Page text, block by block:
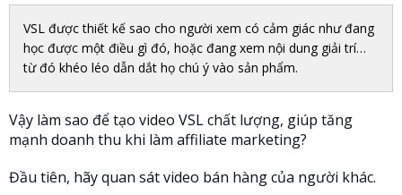
VSL được thiết kế sao cho người xem có cảm giác như đang
học được một điều gì đó, hoặc đang xem nội dung giải trí…
từ đó khéo léo dẫn dắt họ chú ý vào sản phẩm.
Vậy làm sao để tạo video VSL chất lượng, giúp tăng
mạnh doanh thu khi làm affiliate marketing?
Đầu tiên, hãy quan sát video bán hàng của người khác.